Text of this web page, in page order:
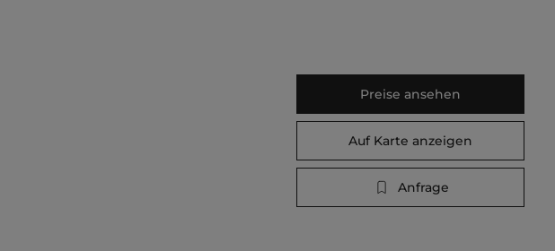
Preise ansehen
Auf Karte anzeigen
Anfrage